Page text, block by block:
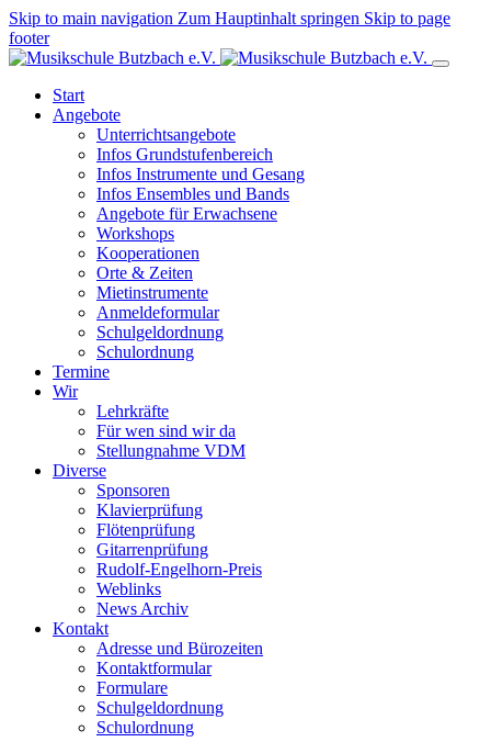
Skip to main navigation Zum Hauptinhalt springen Skip to page
footer
Start
Angebote
Unterrichtsangebote
Infos Grundstufenbereich
Infos Instrumente und Gesang
Infos Ensembles und Bands
Angebote für Erwachsene
Workshops
Kooperationen
Orte & Zeiten
Mietinstrumente
Anmeldeformular
Schulgeldordnung
Schulordnung
Termine
Wir
Lehrkräfte
Für wen sind wir da
Stellungnahme VDM
Diverse
Sponsoren
Klavierprüfung
Flötenprüfung
Gitarrenprüfung
Rudolf-Engelhorn-Preis
Weblinks
News Archiv
Kontakt
Adresse und Bürozeiten
Kontaktformular
Formulare
Schulgeldordnung
Schulordnung